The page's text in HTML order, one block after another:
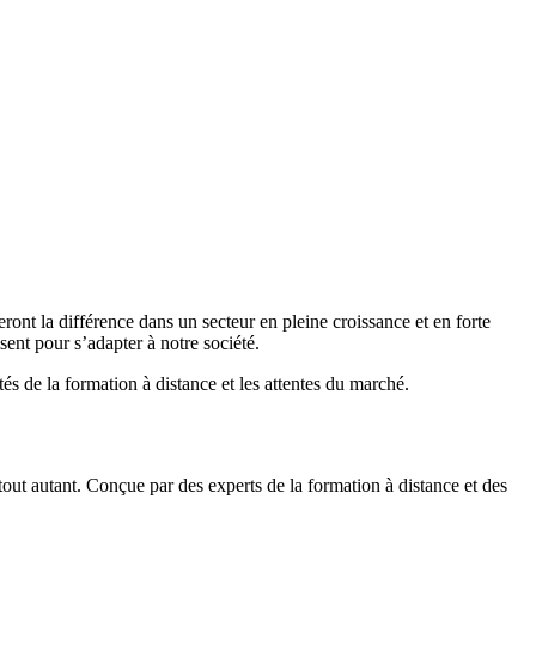
la différence dans un secteur en pleine croissance et en forte
pour s’adapter à notre société.
de la formation à distance et les attentes du marché.
autant. Conçue par des experts de la formation à distance et des
de 10H00 à 18H00 pour s’adapter à votre rythme et à vos